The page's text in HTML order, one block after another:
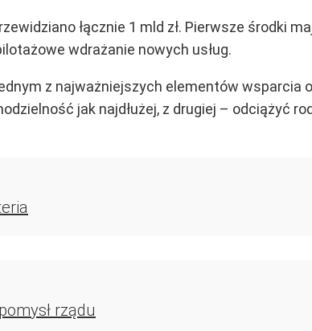
łącznie 1 mld zł. Pierwsze środki
wdrażanie nowych usług.
z najważniejszych elementów wsparcia
jak najdłużej, z drugiej – odciążyć
rządu